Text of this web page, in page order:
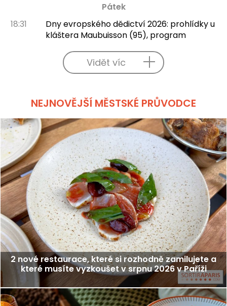
Pátek
18:31
Dny evropského dědictví 2026: prohlídky u
kláštera Maubuisson (95), program
Vidět víc
NEJNOVĚJŠÍ MĚSTSKÉ PRŮVODCE
2 nové restaurace, které si rozhodně zamilujete a
které musíte vyzkoušet v srpnu 2026 v Paříži